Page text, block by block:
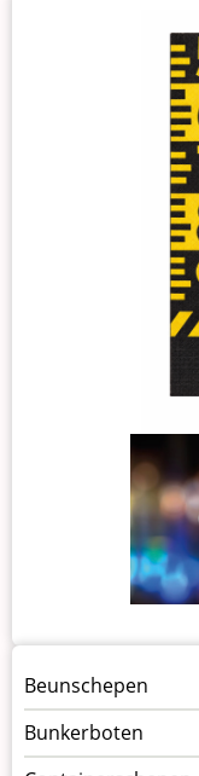
Menu
Schepen
Beunschepen
Bunkerboten